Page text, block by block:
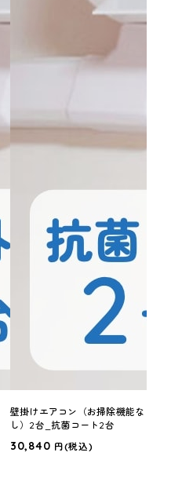
壁掛けエアコン（お掃除機能な
し）2台_抗菌コート2台
30,840 円(税込)